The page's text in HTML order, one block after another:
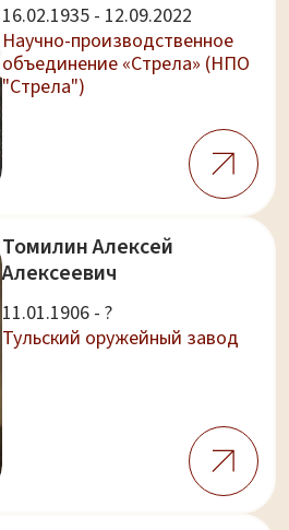
16.02.1935 - 12.09.2022
Научно-производственное
объединение «Стрела» (НПО
"Стрела")
Томилин Алексей
Алексеевич
11.01.1906 - ?
Тульский оружейный завод